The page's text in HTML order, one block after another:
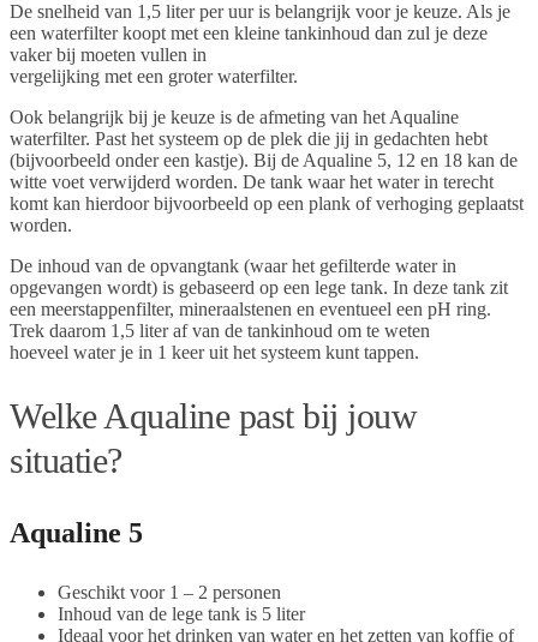
De snelheid van 1,5 liter per uur is belangrijk voor je keuze. Als je
een waterfilter koopt met een kleine tankinhoud dan zul je deze
vaker bij moeten vullen in
vergelijking met een groter waterfilter.
Ook belangrijk bij je keuze is de afmeting van het Aqualine
waterfilter. Past het systeem op de plek die jij in gedachten hebt
(bijvoorbeeld onder een kastje). Bij de Aqualine 5, 12 en 18 kan de
witte voet verwijderd worden. De tank waar het water in terecht
komt kan hierdoor bijvoorbeeld op een plank of verhoging geplaatst
worden.
De inhoud van de opvangtank (waar het gefilterde water in
opgevangen wordt) is gebaseerd op een lege tank. In deze tank zit
een meerstappenfilter, mineraalstenen en eventueel een pH ring.
Trek daarom 1,5 liter af van de tankinhoud om te weten
hoeveel water je in 1 keer uit het systeem kunt tappen.
Welke Aqualine past bij jouw
situatie?
Aqualine 5
Geschikt voor 1 – 2 personen
Inhoud van de lege tank is 5 liter
Ideaal voor het drinken van water en het zetten van koffie of